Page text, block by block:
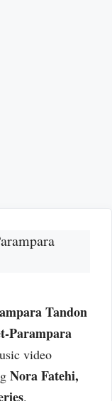
Tandon
Parampara
video
Nora Fatehi,
.